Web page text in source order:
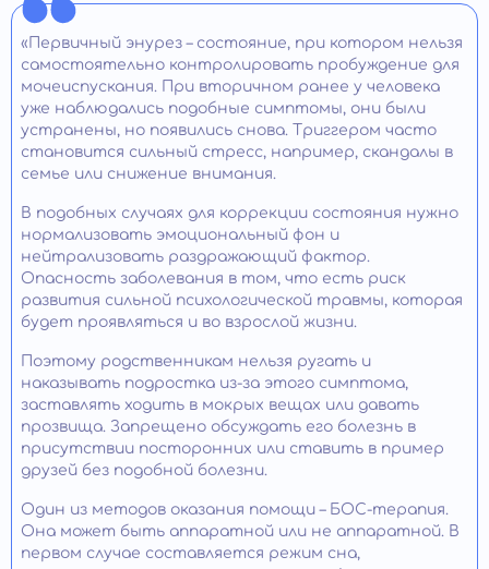
«Первичный энурез – состояние, при котором нельзя
самостоятельно контролировать пробуждение для
мочеиспускания. При вторичном ранее у человека
уже наблюдались подобные симптомы, они были
устранены, но появились снова. Триггером часто
становится сильный стресс, например, скандалы в
семье или снижение внимания.
В подобных случаях для коррекции состояния нужно
нормализовать эмоциональный фон и
нейтрализовать раздражающий фактор.
Опасность заболевания в том, что есть риск
развития сильной психологической травмы, которая
будет проявляться и во взрослой жизни.
Поэтому родственникам нельзя ругать и
наказывать подростка из-за этого симптома,
заставлять ходить в мокрых вещах или давать
прозвища. Запрещено обсуждать его болезнь в
присутствии посторонних или ставить в пример
друзей без подобной болезни.
Один из методов оказания помощи – БОС-терапия.
Она может быть аппаратной или не аппаратной. В
первом случае составляется режим сна,